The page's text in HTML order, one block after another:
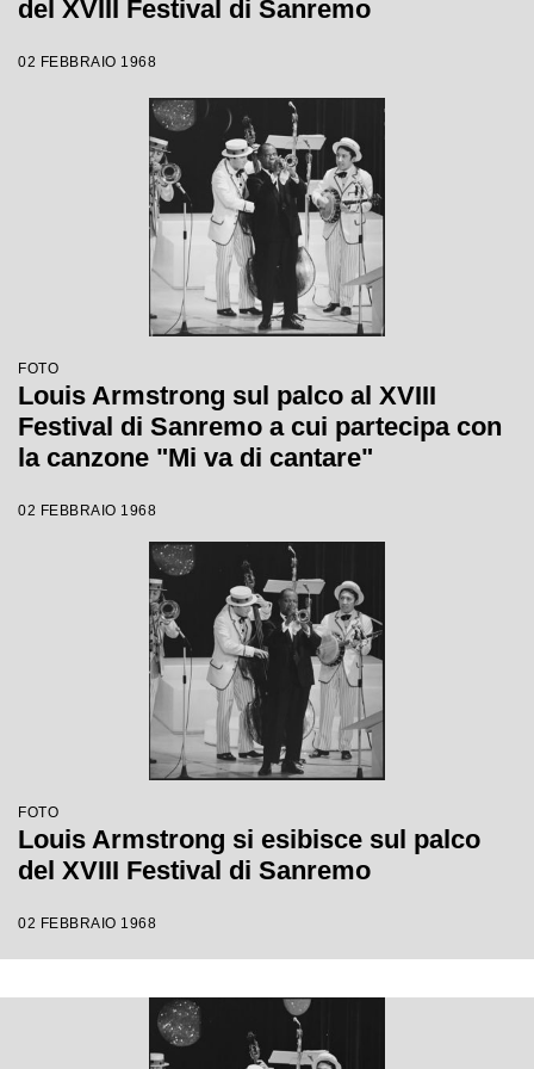
del XVIII Festival di Sanremo
02 FEBBRAIO 1968
FOTO
Louis Armstrong sul palco al XVIII
Festival di Sanremo a cui partecipa con
la canzone "Mi va di cantare"
02 FEBBRAIO 1968
FOTO
Louis Armstrong si esibisce sul palco
del XVIII Festival di Sanremo
02 FEBBRAIO 1968